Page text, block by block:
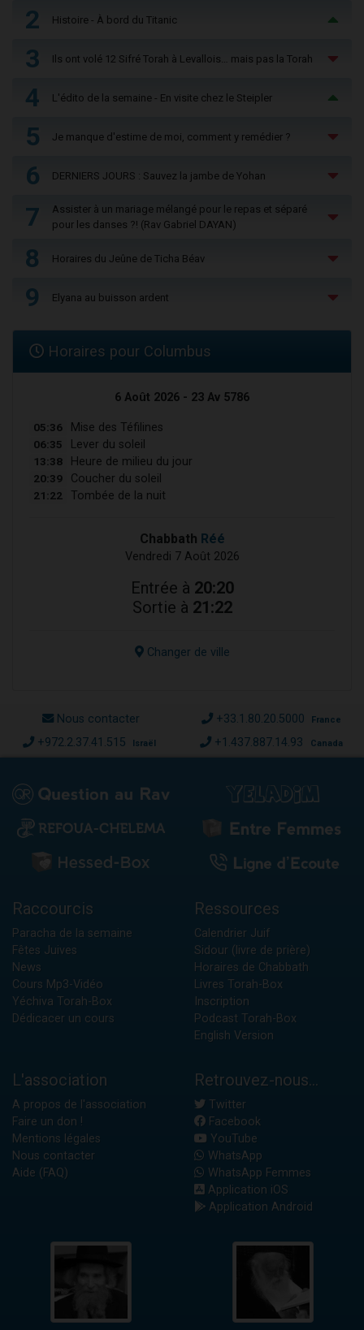
2 Histoire - À bord du Titanic
3 Ils ont volé 12 Sifré Torah à Levallois… mais pas la Torah
4 L'édito de la semaine - En visite chez le Steipler
5 Je manque d'estime de moi, comment y remédier ?
6 DERNIERS JOURS : Sauvez la jambe de Yohan
7
Assister à un mariage mélangé pour le repas et séparé
pour les danses ?! (Rav Gabriel DAYAN)
8 Horaires du Jeûne de Ticha Béav
9 Elyana au buisson ardent
Horaires pour Columbus
6 Août 2026 - 23 Av 5786
05:36 Mise des Téfilines
06:35 Lever du soleil
13:38 Heure de milieu du jour
20:39 Coucher du soleil
21:22 Tombée de la nuit
Chabbath Réé
Vendredi 7 Août 2026
Entrée à 20:20
Sortie à 21:22
Changer de ville
Nous contacter +33.1.80.20.5000 France
+972.2.37.41.515 Israël +1.437.887.14.93 Canada
Raccourcis
Paracha de la semaine
Fêtes Juives
News
Cours Mp3-Vidéo
Yéchiva Torah-Box
Dédicacer un cours
Ressources
Calendrier Juif
Sidour (livre de prière)
Horaires de Chabbath
Livres Torah-Box
Inscription
Podcast Torah-Box
English Version
L'association
A propos de l'association
Faire un don !
Mentions légales
Nous contacter
Aide (FAQ)
Retrouvez-nous...
Twitter
Facebook
YouTube
WhatsApp
WhatsApp Femmes
Application iOS
Application Android